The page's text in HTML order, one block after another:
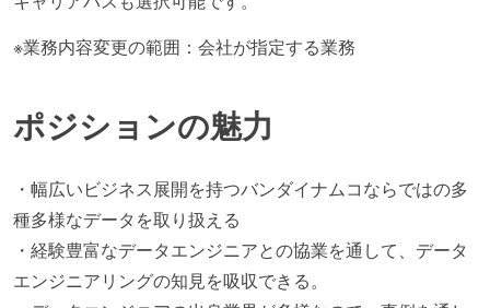
※業務内容変更の範囲：会社が指定する業務
ポジションの魅力
・幅広いビジネス展開を持つバンダイナムコならではの多
種多様なデータを取り扱える
・経験豊富なデータエンジニアとの協業を通して、データ
エンジニアリングの知見を吸収できる。